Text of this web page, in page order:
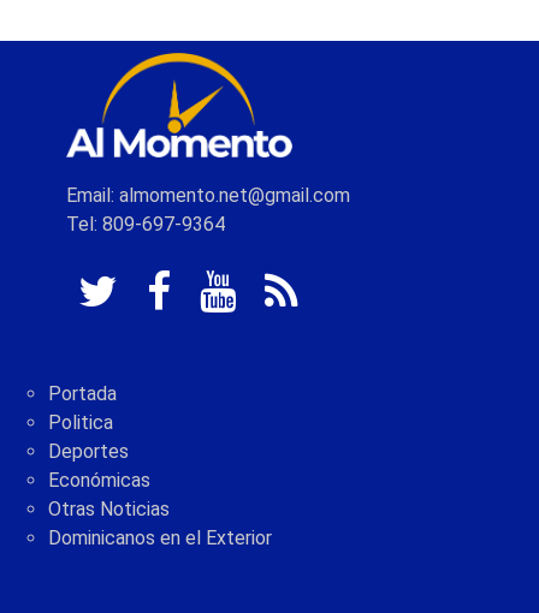
Email: almomento.net@gmail.com
Tel: 809-697-9364
Portada
Politica
Deportes
Económicas
Otras Noticias
Dominicanos en el Exterior